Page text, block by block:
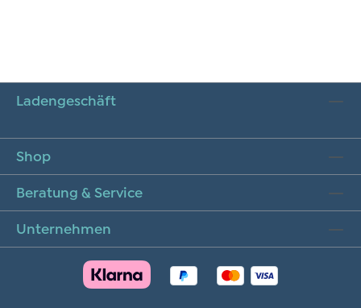
Ladengeschäft
Shop
Beratung & Service
Unternehmen